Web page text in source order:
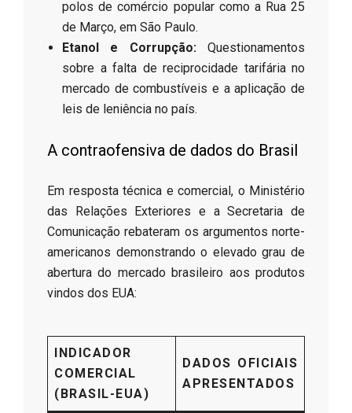
polos de comércio popular como a Rua 25
de Março, em São Paulo.
Etanol e Corrupção:Questionamentos
sobre a falta de reciprocidade tarifária no
mercado de combustíveis e a aplicação de
leis de leniência no país.
A contraofensiva de dados do Brasil
Em resposta técnica e comercial, o Ministério
das Relações Exteriores e a Secretaria de
Comunicação rebateram os argumentos norte-
americanos demonstrando o elevado grau de
abertura do mercado brasileiro aos produtos
vindos dos EUA:
INDICADOR
COMERCIAL
(BRASIL-EUA)
DADOS OFICIAIS
APRESENTADOS